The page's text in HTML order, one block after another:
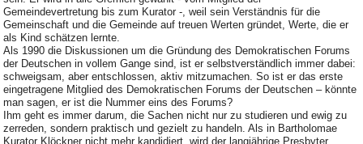
Gemeindevertretung bis zum Kurator -, weil sein Verständnis für die
Gemeinschaft und die Gemeinde auf treuen Werten gründet, Werte, die er
als Kind schätzen lernte.
Als 1990 die Diskussionen um die Gründung des Demokratischen Forums
der Deutschen in vollem Gange sind, ist er selbstverständlich immer dabei:
schweigsam, aber entschlossen, aktiv mitzumachen. So ist er das erste
eingetragene Mitglied des Demokratischen Forums der Deutschen – könnte
man sagen, er ist die Nummer eins des Forums?
Ihm geht es immer darum, die Sachen nicht nur zu studieren und ewig zu
zerreden, sondern praktisch und gezielt zu handeln. Als in Bartholomae
Kurator Klöckner nicht mehr kandidiert, wird der langjährige Presbyter